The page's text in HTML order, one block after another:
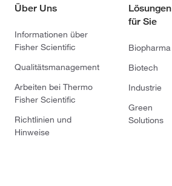
Über Uns
Informationen über
Fisher Scientific
Qualitätsmanagement
Arbeiten bei Thermo
Fisher Scientific
Richtlinien und
Hinweise
Lösungen
für Sie
Biopharma
Biotech
Industrie
Green
Solutions